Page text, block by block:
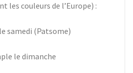
les couleurs de l’Europe) :
samedi (Patsome)
le dimanche